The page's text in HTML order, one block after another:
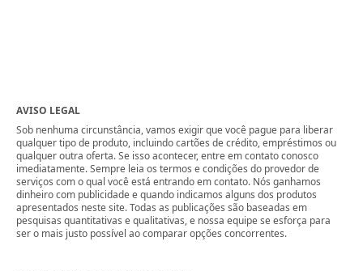
AVISO LEGAL
Sob nenhuma circunstância, vamos exigir que você pague para liberar
qualquer tipo de produto, incluindo cartões de crédito, empréstimos ou
qualquer outra oferta. Se isso acontecer, entre em contato conosco
imediatamente. Sempre leia os termos e condições do provedor de
serviços com o qual você está entrando em contato. Nós ganhamos
dinheiro com publicidade e quando indicamos alguns dos produtos
apresentados neste site. Todas as publicações são baseadas em
pesquisas quantitativas e qualitativas, e nossa equipe se esforça para
ser o mais justo possível ao comparar opções concorrentes.